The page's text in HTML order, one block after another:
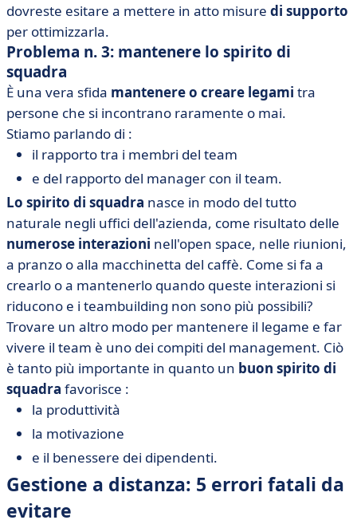
dovreste esitare a mettere in atto misure di supporto
per ottimizzarla.
Problema n. 3: mantenere lo spirito di
squadra
È una vera sfida mantenere o creare legami tra
persone che si incontrano raramente o mai.
Stiamo parlando di :
il rapporto tra i membri del team
e del rapporto del manager con il team.
Lo spirito di squadra nasce in modo del tutto
naturale negli uffici dell'azienda, come risultato delle
numerose interazioni nell'open space, nelle riunioni,
a pranzo o alla macchinetta del caffè. Come si fa a
crearlo o a mantenerlo quando queste interazioni si
riducono e i teambuilding non sono più possibili?
Trovare un altro modo per mantenere il legame e far
vivere il team è uno dei compiti del management. Ciò
è tanto più importante in quanto un buon spirito di
squadra favorisce :
la produttività
la motivazione
e il benessere dei dipendenti.
Gestione a distanza: 5 errori fatali da
evitare